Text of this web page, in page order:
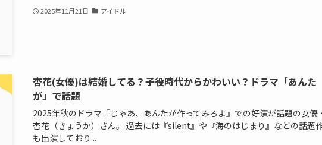
2025年11月21日 アイドル
杏花(女優)は結婚してる？子役時代からかわいい？ドラマ「あんた
が」で話題
2025年秋のドラマ『じゃあ、あんたが作ってみろよ』での好演が話題の女優
杏花（きょうか）さん。 過去には『silent』や『海のはじまり』などの話題
も出演しており...